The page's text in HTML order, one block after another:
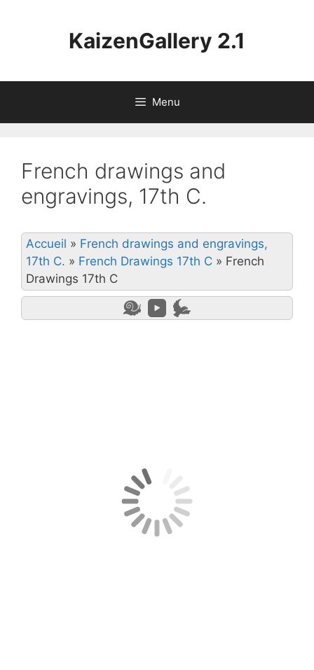
KaizenGallery 2.1
Menu
French drawings and
engravings, 17th C.
Accueil » French drawings and engravings,
17th C. » French Drawings 17th C » French
Drawings 17th C